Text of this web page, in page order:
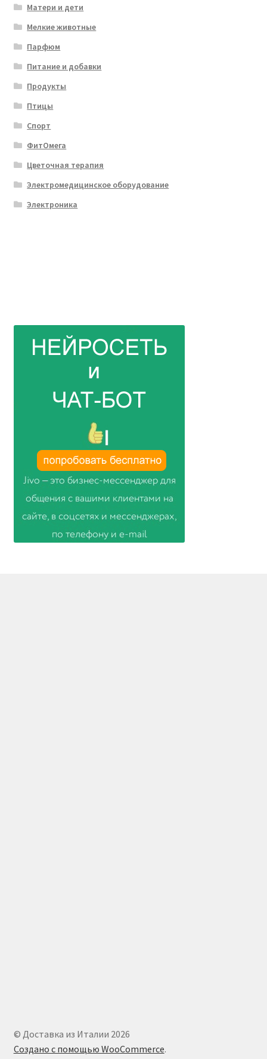
Матери и дети
Мелкие животные
Парфюм
Питание и добавки
Продукты
Птицы
Спорт
ФитОмега
Цветочная терапия
Электромедицинское оборудование
Электроника
© Доставка из Италии 2026
Создано с помощью WooCommerce.